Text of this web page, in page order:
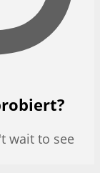
wait to see